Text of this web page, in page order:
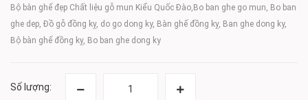
Bộ bàn ghế đẹp Chất liệu gỗ mun Kiểu Quốc Đào,Bo ban ghe go mun, Bo ban
ghe dep, Đồ gỗ đồng kỵ, do go dong ky, Bàn ghế đồng kỵ, Ban ghe dong ky,
Bộ bàn ghế đồng kỵ, Bo ban ghe dong ky
Số lượng: